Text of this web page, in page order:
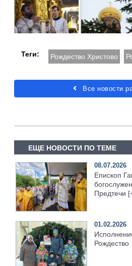
Теги: Рождество Христово
Все новости
ЕЩЕ НОВОСТИ ПО ТЕМЕ
08.07.2026
Епископ
Предтечи
01.02.2026
Рождество